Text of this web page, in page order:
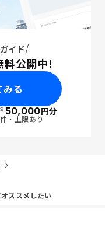
イド
公開中！
みる
50,000円分
・上限あり
ススメしたい